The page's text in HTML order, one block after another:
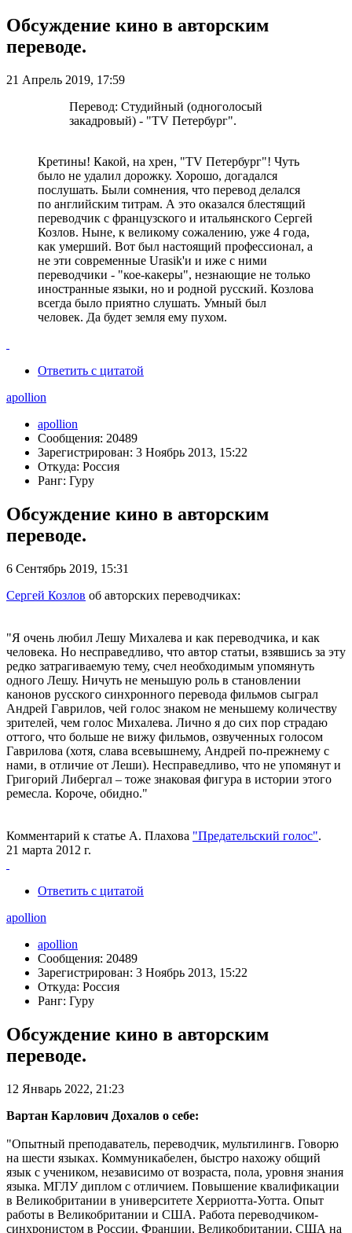
Обсуждение кино в авторским
переводе.
21 Апрель 2019, 17:59
Перевод: Студийный (одноголосый
закадровый) - "TV Петербург".
Кретины! Какой, на хрен, "TV Петербург"! Чуть
было не удалил дорожку. Хорошо, догадался
послушать. Были сомнения, что перевод делался
по английским титрам. А это оказался блестящий
переводчик с французского и итальянского Сергей
Козлов. Ныне, к великому сожалению, уже 4 года,
как умерший. Вот был настоящий профессионал, а
не эти современные Urasik'и и иже с ними
переводчики - "кое-какеры", незнающие не только
иностранные языки, но и родной русский. Козлова
всегда было приятно слушать. Умный был
человек. Да будет земля ему пухом.
Ответить с цитатой
apollion
apollion
Сообщения: 20489
Зарегистрирован: 3 Ноябрь 2013, 15:22
Откуда: Россия
Ранг: Гуру
Обсуждение кино в авторским
переводе.
6 Сентябрь 2019, 15:31
Сергей Козлов об авторских переводчиках:
"Я очень любил Лешу Михалева и как переводчика, и как
человека. Но несправедливо, что автор статьи, взявшись за эту
редко затрагиваемую тему, счел необходимым упомянуть
одного Лешу. Ничуть не меньшую роль в становлении
канонов русского синхронного перевода фильмов сыграл
Андрей Гаврилов, чей голос знаком не меньшему количеству
зрителей, чем голос Михалева. Лично я до сих пор страдаю
оттого, что больше не вижу фильмов, озвученных голосом
Гаврилова (хотя, слава всевышнему, Андрей по-прежнему с
нами, в отличие от Леши). Несправедливо, что не упомянут и
Григорий Либергал – тоже знаковая фигура в истории этого
ремесла. Короче, обидно."
Комментарий к статье А. Плахова "Предательский голос".
21 марта 2012 г.
Ответить с цитатой
apollion
apollion
Сообщения: 20489
Зарегистрирован: 3 Ноябрь 2013, 15:22
Откуда: Россия
Ранг: Гуру
Обсуждение кино в авторским
переводе.
12 Январь 2022, 21:23
Вартан Карлович Дохалов о себе:
"Опытный преподаватель, переводчик, мультилингв. Говорю
на шести языках. Коммуникабелен, быстро нахожу общий
язык с учеником, независимо от возраста, пола, уровня знания
языка. МГЛУ диплом с отличием. Повышение квалификации
в Великобритании в университете Херриотта-Уотта. Опыт
работы в Великобритании и США. Работа переводчиком-
синхронистом в России, Франции, Великобритании, США на